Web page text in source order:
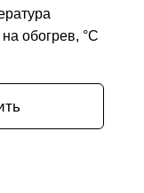
обогрев, °C